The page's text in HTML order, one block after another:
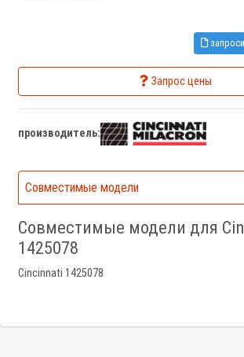
Запрос цены
производитель:
Совместимые модели
Совместимые модели для
1425078
Cincinnati 1425078